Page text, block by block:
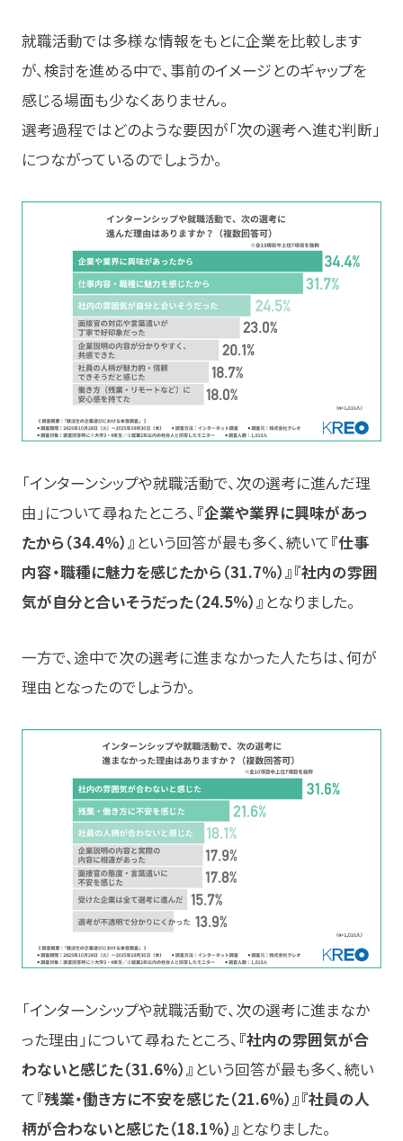
就職活動では多様な情報をもとに企業を比較します
が、検討を進める中で、事前のイメージとのギャップを
感じる場面も少なくありません。
選考過程ではどのような要因が「次の選考へ進む判断」
につながっているのでしょうか。
「インターンシップや就職活動で、次の選考に進んだ理
由」について尋ねたところ、 『企業や業界に興味があっ
たから（34.4％）』 という回答が最も多く、続いて『仕事
内容・職種に魅力を感じたから（31.7％）』『社内の雰囲
気が自分と合いそうだった（24.5％）』 となりました。
一方で、途中で次の選考に進まなかった人たちは、何が
理由となったのでしょうか。
「インターンシップや就職活動で、次の選考に進まなか
った理由」について尋ねたところ、 『社内の雰囲気が合
わないと感じた（31.6％）』 という回答が最も多く、続い
て『残業・働き方に不安を感じた（21.6％）』『社員の人
柄が合わないと感じた（18.1％）』 となりました。